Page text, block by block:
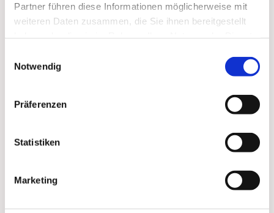
Partner führen diese Informationen möglicherweise mit
weiteren Daten zusammen, die Sie ihnen bereitgestellt
Notwendig
Präferenzen
Statistiken
Marketing